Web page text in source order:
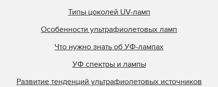
Типы цоколей UV-ламп
Особенности ультрафиолетовых ламп
Что нужно знать об УФ-лампах
УФ спектры и лампы
Развитие тенденций ультрафиолетовых источников